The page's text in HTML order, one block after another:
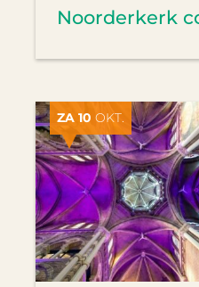
Noorderkerk
ZA 10 OKT.